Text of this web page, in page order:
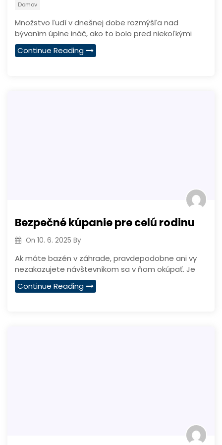
Domov
Množstvo ľudí v dnešnej dobe rozmýšľa nad
bývaním úplne ináč, ako to bolo pred niekoľkými
Continue Reading
Bezpečné kúpanie pre celú rodinu
On 10. 6. 2025 By
Ak máte bazén v záhrade, pravdepodobne ani vy
nezakazujete návštevníkom sa v ňom okúpať. Je
Continue Reading